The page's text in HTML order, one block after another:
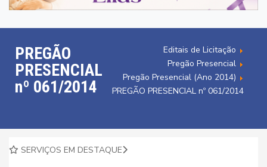
PREGÃO
PRESENCIAL
nº 061/2014
Editais de Licitação
Pregão Presencial
Pregão Presencial (Ano 2014)
PREGÃO PRESENCIAL nº 061/2014
SERVIÇOS EM DESTAQUE